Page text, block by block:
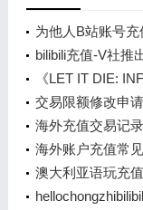
为他人B站账号
可！将现身在1美
bilibili充值-V社推
《LET IT DIE:
的“认真胡闹”
交易限额修改申
见问题解答
海外充值交易记
指南
海外账户充值常
本？大摩预测
澳大利亚语玩充